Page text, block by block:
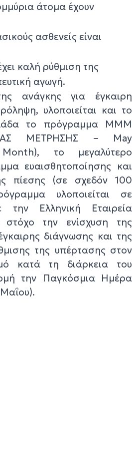
άτομα έχουν
ασθενείς είναι
καλή ρύθμιση της
αγωγή.
ανάγκης για έγκαιρη
υλοποιείται και το
το πρόγραμμα ΜΜΜ
ΜΕΤΡΗΣΗΣ – May
το μεγαλύτερο
ευαισθητοποίησης και
πίεσης (σε σχεδόν 100
υλοποιείται σε
την Ελληνική Εταιρεία
την ενίσχυση της
διάγνωσης και της
της υπέρτασης στον
κατά τη διάρκεια του
την Παγκόσμια Ημέρα